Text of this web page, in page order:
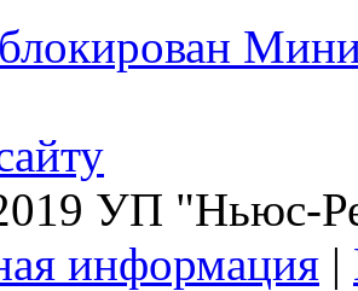
УП "Ньюс-
информация |